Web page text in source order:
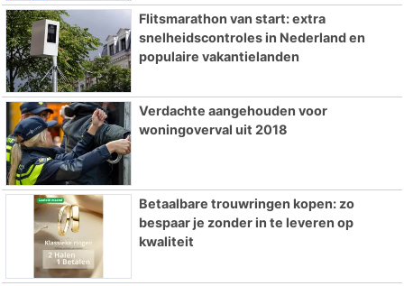
Flitsmarathon van start: extra
snelheidscontroles in Nederland en
populaire vakantielanden
Verdachte aangehouden voor
woningoverval uit 2018
Betaalbare trouwringen kopen: zo
bespaar je zonder in te leveren op
kwaliteit